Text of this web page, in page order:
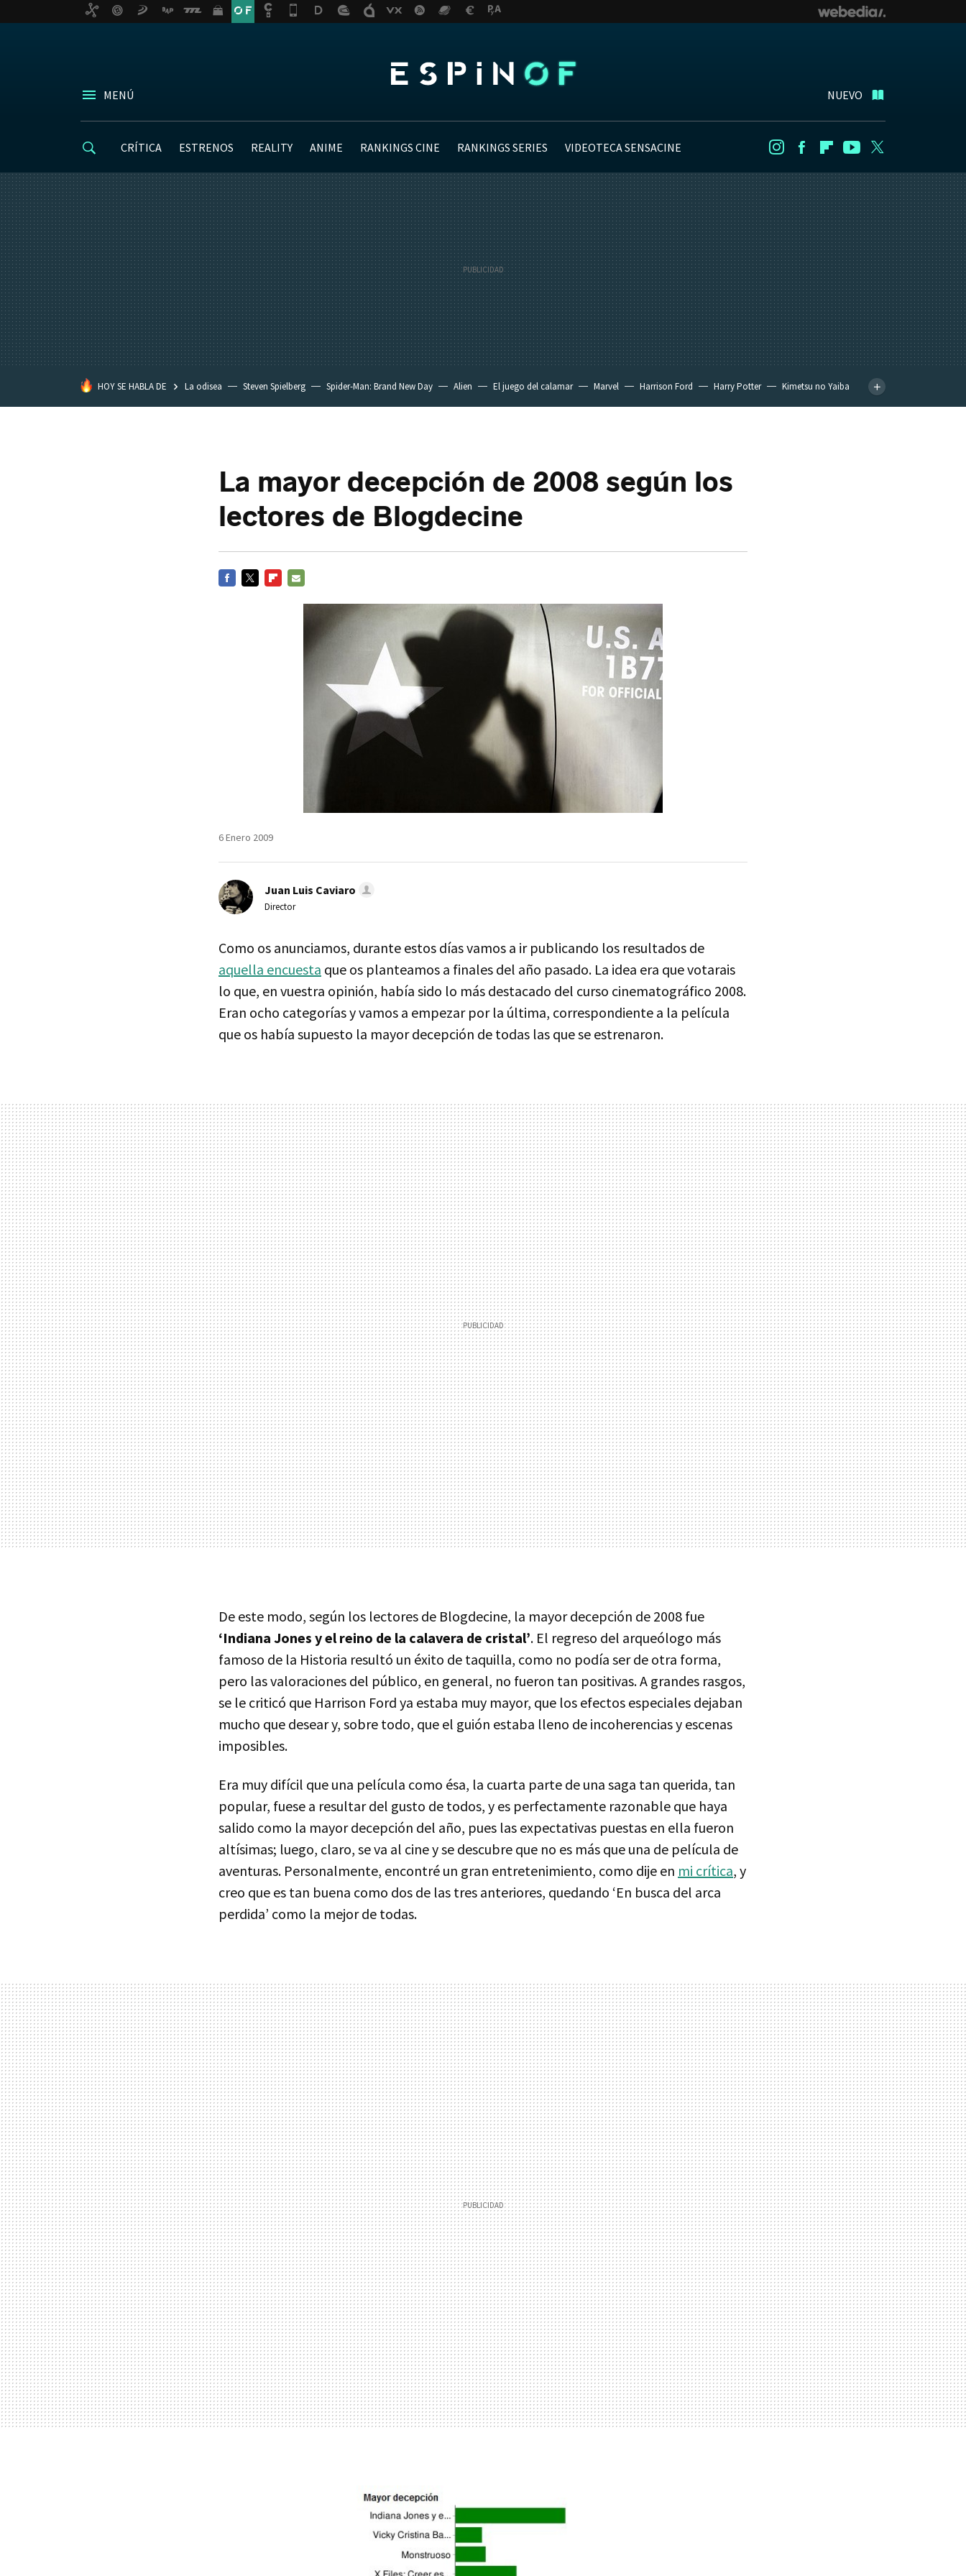
MENÚ NUEVO
CRÍTICA ESTRENOS REALITY ANIME RANKINGS CINE RANKINGS SERIES VIDEOTECA SENSACINE InstagramFacebookFlipboard
Youtube
HOY SE HABLA DE La odisea Steven Spielberg Spider-Man: Brand New Day Alien El juego del calamar Marvel Harrison Ford Harry Potter
Kimetsu no Yaiba
La mayor decepción de 2008 según los
lectores de Blogdecine
6 Enero 2009
Juan Luis Caviaro
Director
Como os anunciamos, durante estos días vamos a ir publicando los resultados de
aquella encuesta que os planteamos a finales del año pasado. La idea era que votarais
lo que, en vuestra opinión, había sido lo más destacado del curso cinematográfico 2008.
Eran ocho categorías y vamos a empezar por la última, correspondiente a la película
que os había supuesto la mayor decepción de todas las que se estrenaron.
De este modo, según los lectores de Blogdecine, la mayor decepción de 2008 fue
‘Indiana Jones y el reino de la calavera de cristal’. El regreso del arqueólogo más
famoso de la Historia resultó un éxito de taquilla, como no podía ser de otra forma,
pero las valoraciones del público, en general, no fueron tan positivas. A grandes rasgos,
se le criticó que Harrison Ford ya estaba muy mayor, que los efectos especiales dejaban
mucho que desear y, sobre todo, que el guión estaba lleno de incoherencias y escenas
imposibles.
Era muy difícil que una película como ésa, la cuarta parte de una saga tan querida, tan
popular, fuese a resultar del gusto de todos, y es perfectamente razonable que haya
salido como la mayor decepción del año, pues las expectativas puestas en ella fueron
altísimas; luego, claro, se va al cine y se descubre que no es más que una de película de
aventuras. Personalmente, encontré un gran entretenimiento, como dije en mi crítica, y
creo que es tan buena como dos de las tres anteriores, quedando ‘En busca del arca
perdida’ como la mejor de todas.